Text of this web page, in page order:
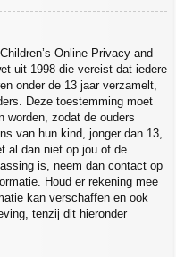
Online Privacy and
uit 1998 die vereist dat iedere
onder de 13 jaar verzamelt,
Deze toestemming moet
worden, zodat de ouders
van hun kind, jonger dan 13,
al dan niet op jou of de
is, neem dan contact op
Houd er rekening mee
kan verschaffen en ook
tenzij dit hieronder